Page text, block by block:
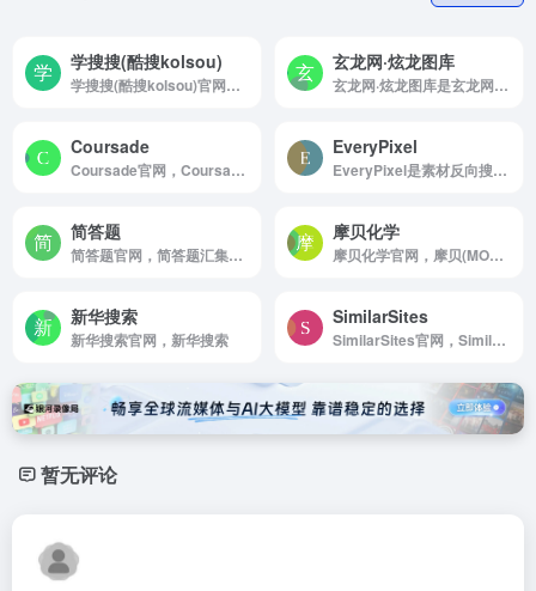
学搜搜(酷搜kolsou)
学搜搜(酷搜kolsou)官网，学搜搜(酷搜kolsou)是一个专注百度云资源搜索引擎网站，各类网盘资源免费下载，提供设计素材及源码和java，python，人工智能，大数据，web前端，考研等视频教程百度网盘下载，
玄龙网·炫龙图库
玄龙网·炫龙图库是玄龙网（炫龙图库）整合了图片合集打包下载,古韵古风美女古装图集,小姐姐整套完整版图集下载,气质美女妹子写真集,销魂美女图库,美女资料大全,Cosplay美女,二次元美少女图片,唯美清...
Coursade
Coursade官网，Coursade是一个非常实用又好用的在线公开课搜索引擎，是一个非常好用的学习网站
EveryPixel
EveryPixel是素材反向搜索，集合了50个图库图片，适合设计师
简答题
简答题官网，简答题汇集了各职业资格考试真题与大学网课（超星尔雅，学习通，云青书学堂，知到，智慧树，中国大学慕课等）题目，拥有真实可靠的答案，并为您提供答案解析与错题记录，是各类考生提升成绩的不二选择。
摩贝化学
摩贝化学官网，摩贝(MOLBASE)化学网是化学行业专业电商综合服务平台，整合海量优质化工供求信息如：化学产品，CAS号查询，化合物数据搜索，化工企业名录，结构式等行业信息，让化学品交易更简单。
新华搜索
新华搜索官网，新华搜索
SimilarSites
SimilarSites官网，SimilarSites，com是一个网站创新推荐引擎。它可以快速搜索互联网，根据用户选择特定网站或主题为其提供最类似的网站。
暂无评论